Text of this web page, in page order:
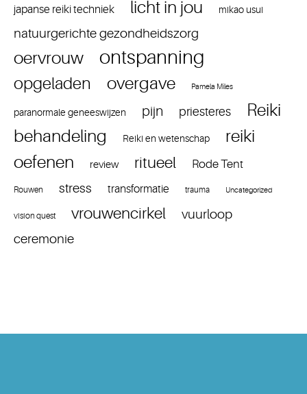
japanse reiki techniek licht in jou mikao usui
natuurgerichte gezondheidszorg
oervrouw ontspanning
opgeladen overgave Pamela Miles
paranormale geneeswijzen pijn priesteres
Reiki
behandeling
Reiki en wetenschap
reiki
oefenen
review ritueel Rode Tent
Rouwen stress transformatie trauma Uncategorized
vision quest vrouwencirkel
vuurloop
ceremonie